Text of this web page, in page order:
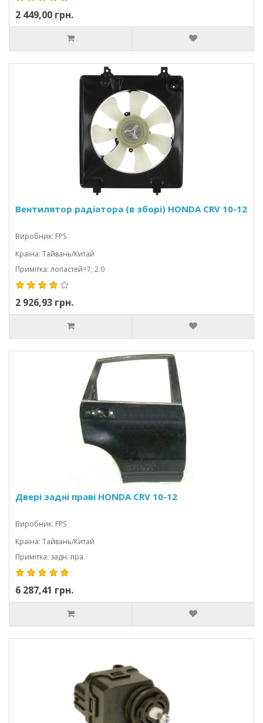
2 449,00 грн.
Вентилятор радіатора (в зборі) HONDA CRV 10-12
Виробник: FPS
Країна: Тайвань/Китай
Примітка: лопастей=7; 2.0
2 926,93 грн.
Двері задні праві HONDA CRV 10-12
Виробник: FPS
Країна: Тайвань/Китай
Примітка: задн. пра.
6 287,41 грн.